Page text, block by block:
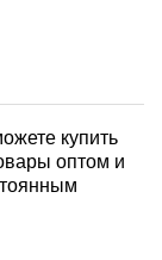
купить
оптом и